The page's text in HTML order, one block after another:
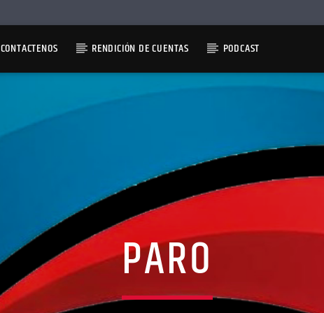
CONTACTENOS RENDICIÓN DE CUENTAS PODCAST
PARO